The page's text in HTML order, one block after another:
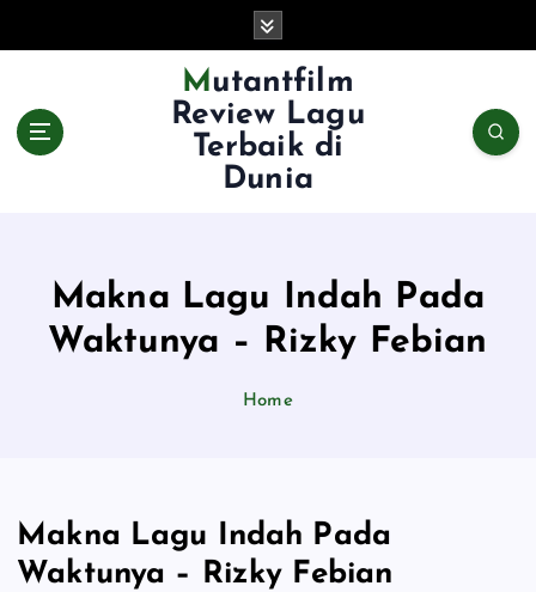
Mutantfilm
Review Lagu
Terbaik di
Dunia
Makna Lagu Indah Pada
Waktunya – Rizky Febian
Home
Makna Lagu Indah Pada
Waktunya – Rizky Febian